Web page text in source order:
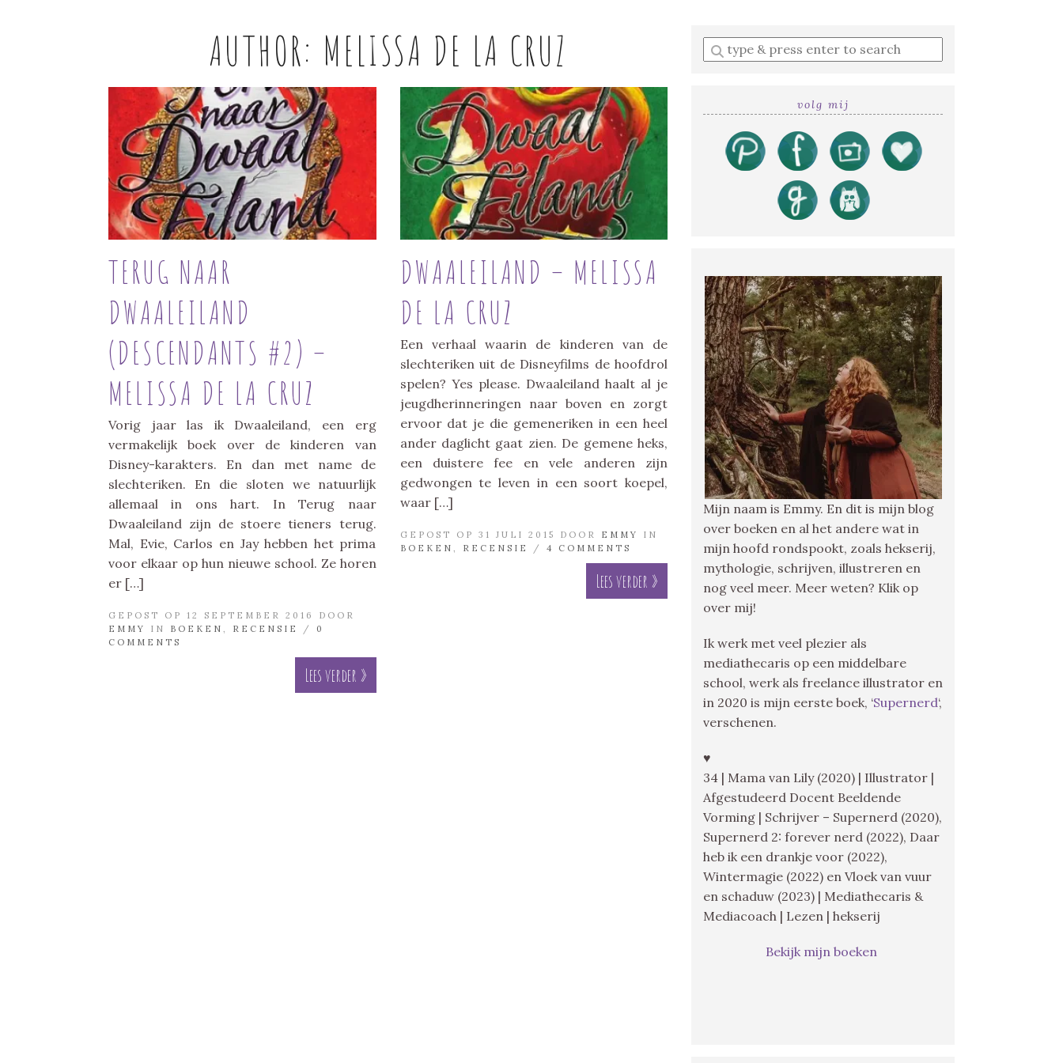
AUTHOR: MELISSA DE LA CRUZ
TERUG NAAR
DWAALEILAND
(DESCENDANTS #2) –
MELISSA DE LA CRUZ
Vorig jaar las ik Dwaaleiland, een erg
vermakelijk boek over de kinderen van
Disney-karakters. En dan met name de
slechteriken. En die sloten we natuurlijk
allemaal in ons hart. In Terug naar
Dwaaleiland zijn de stoere tieners terug.
Mal, Evie, Carlos en Jay hebben het prima
voor elkaar op hun nieuwe school. Ze horen
er […]
GEPOST OP 12 SEPTEMBER 2016 DOOR
EMMY
IN BOEKEN , RECENSIE / 0
COMMENTS
Lees verder »
DWAALEILAND – MELISSA
DE LA CRUZ
Een verhaal waarin de kinderen van de
slechteriken uit de Disneyfilms de hoofdrol
spelen? Yes please. Dwaaleiland haalt al je
jeugdherinneringen naar boven en zorgt
ervoor dat je die gemeneriken in een heel
ander daglicht gaat zien. De gemene heks,
een duistere fee en vele anderen zijn
gedwongen te leven in een soort koepel,
waar […]
GEPOST OP 31 JULI 2015 DOOR EMMY
IN
BOEKEN , RECENSIE / 4 COMMENTS
Lees verder »
Enter
a
volg mij
Mijn naam is Emmy. En dit is mijn blog
over boeken en al het andere wat in
mijn hoofd rondspookt, zoals hekserij,
mythologie, schrijven, illustreren en
nog veel meer. Meer weten? Klik op
over mij!
Ik werk met veel plezier als
mediathecaris op een middelbare
school, werk als freelance illustrator en
in 2020 is mijn eerste boek, ‘Supernerd‘,
verschenen.
♥
34 | Mama van Lily (2020) | Illustrator |
Afgestudeerd Docent Beeldende
Vorming | Schrijver – Supernerd (2020),
Supernerd 2: forever nerd (2022), Daar
heb ik een drankje voor (2022),
Wintermagie (2022) en Vloek van vuur
en schaduw (2023) | Mediathecaris &
Mediacoach | Lezen | hekserij
Bekijk mijn boeken